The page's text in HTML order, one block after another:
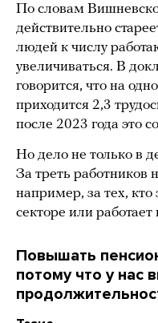
По словам
действительно
людей к числу
увеличиваться. В
говорится, что на
приходится 2,3
после 2023 года это
Но дело не только в
За треть работников
например, за тех,
секторе или работает
Повышать
потому что у нас